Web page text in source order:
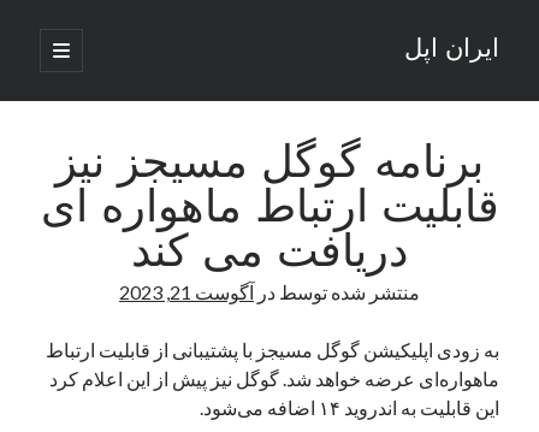
ایران اپل
باز
کردن
اصلی
نوار
کناری
نوشته‌های تازه
راه‌های اتصال موبایل و کامپیوتر به یکدیگر: تجربه‌ای یکپارچه و کاربردی
انتقاد کاربران از اتمام زودهنگام بسته‌های اینترنت ایرانسل همزمان با شرایط
ادعای نت‌بلاکس: قطعی اینترنت ایران بیش از 120 ساعت ادامه یافت؛ اتصال
کشور به حدود یک درصد رسید
قطعی اینترنت در ایران از مرز 48 ساعت گذشت!
گوشی HMD Luma با دوربین 50 مگاپیکسل و نمایشگر 120 هرتز رونمایی شد
برنامه گوگل مسیجز نیز
قابلیت ارتباط ماهواره ای
دریافت می کند
منتشر شده توسط در آگوست 21, 2023
به زودی اپلیکیشن گوگل مسیجز با پشتیبانی از قابلیت ارتباط
ماهواره‌ای عرضه خواهد شد. گوگل نیز پیش از این اعلام کرد
این قابلیت به اندروید ۱۴ اضافه می‌شود.